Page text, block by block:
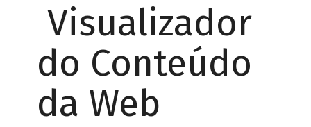
Visualizador
do Conteúdo
da Web